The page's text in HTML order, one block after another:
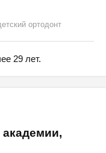
ортодонт
29 лет.
академии,